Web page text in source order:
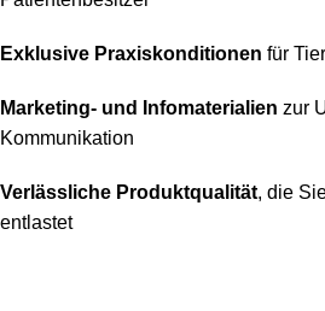
Exklusive Praxiskonditionen für
Marketing- und Infomaterialien zur
Kommunikation
Verlässliche Produktqualität, die
entlastet